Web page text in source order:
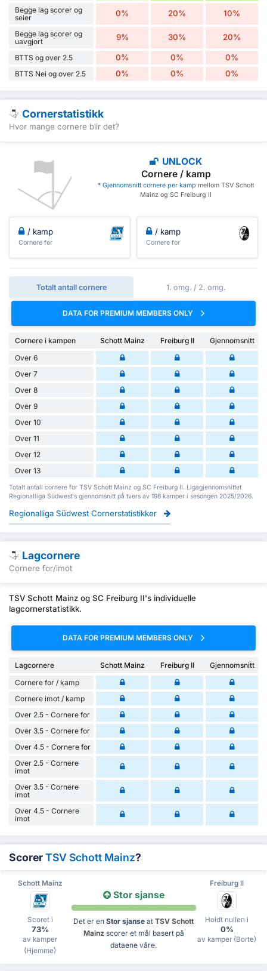
Begge lag scorer og
seier
0% 20% 10%
Begge lag scorer og
uavgjort
9% 30% 20%
BTTS og over 2.5 0% 0% 0%
BTTS Nei og over 2.5 0% 0% 0%
Cornerstatistikk
Hvor mange cornere blir det?
UNLOCK
Cornere / kamp
* Gjennomsnitt cornere per kamp mellom TSV Schott
Mainz og SC Freiburg II
/ kamp
Cornere for
/ kamp
Cornere for
Totalt antall cornere 1. omg. / 2. omg.
DATA FOR PREMIUM MEMBERS ONLY
Cornere i kampen Schott Mainz Freiburg II
Gjennomsnitt
Over 6
Over 7
Over 8
Over 9
Over 10
Over 11
Over 12
Over 13
Totalt antall cornere for TSV Schott Mainz og SC Freiburg II. Ligagjennomsnittet
Regionalliga Südwest's gjennomsnitt på tvers av 198 kamper i sesongen 2025/2026.
Regionalliga Südwest Cornerstatistikker
Lagcornere
Cornere for/imot
TSV Schott Mainz og SC Freiburg II's individuelle
lagcornerstatistikk.
DATA FOR PREMIUM MEMBERS ONLY
Lagcornere Schott Mainz Freiburg II
Gjennomsnitt
Cornere for / kamp
Cornere imot / kamp
Over 2.5 - Cornere for
Over 3.5 - Cornere for
Over 4.5 - Cornere for
Over 2.5 - Cornere
imot
Over 3.5 - Cornere
imot
Over 4.5 - Cornere
imot
ScorerTSV Schott Mainz?
Schott Mainz Freiburg II
Scoret i
73%
av kamper
(Hjemme)
Stor sjanse
Det er en Stor sjanse at TSV Schott
Mainzscorer et mål basert på
dataene våre.
Holdt nullen i
0%
av kamper (Borte)